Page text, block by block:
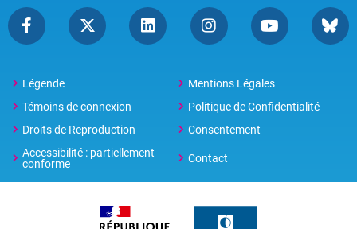
Légende
Mentions Légales
Témoins de connexion
Politique de Confidentialité
Droits de Reproduction
Consentement
Accessibilité : partiellement
conforme
Contact